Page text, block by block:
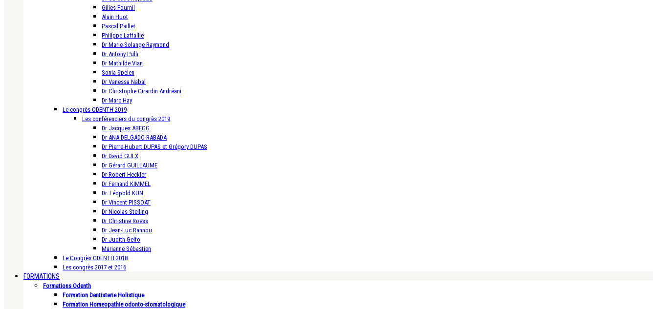
Gilles Fournil
Alain Huot
Pascal Paillet
Philippe Laffaille
Dr Marie-Solange Raymond
Dr Antony Pulli
Dr Mathilde Vian
Sonia Spelen
Dr Vanessa Nabal
Dr Christophe Girardin Andréani
Dr Marc Hay
Le congrès ODENTH 2019
Les conférenciers du congrès 2019
Dr Jacques ABEGG
Dr ANA DELGADO RABADA
Dr Pierre-Hubert DUPAS et Grégory DUPAS
Dr David GUEX
Dr Gérard GUILLAUME
Dr Robert Heckler
Dr Fernand KIMMEL
Dr. Léopold KUN
Dr Vincent PISSOAT
Dr Nicolas Stelling
Dr Christine Roess
Dr Jean-Luc Rannou
Dr Judith Gelfo
Marianne Sébastien
Le Congrès ODENTH 2018
Les congrès 2017 et 2016
FORMATIONS
Formations Odenth
Formation Dentisterie Holistique
Formation Homeopathie odonto-stomatologique